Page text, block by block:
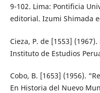
9-102. Lima: Pontificia
editorial. Izumi Shimada
Cieza, P. de [1553]
Instituto de Estudios
Cobo, B. [1653] (1956).
En Historia del Nuevo